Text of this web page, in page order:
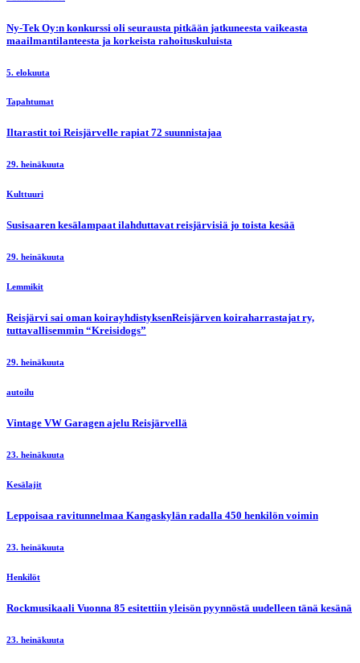
Ny-Tek Oy:n konkurssi oli seurausta pitkään jatkuneesta vaikeasta
maailmantilanteesta ja korkeista rahoituskuluista
5. elokuuta
Tapahtumat
Iltarastit toi Reisjärvelle rapiat 72 suunnistajaa
29. heinäkuuta
Kulttuuri
Susisaaren kesälampaat ilahduttavat reisjärvisiä jo toista kesää
29. heinäkuuta
Lemmikit
Reisjärvi sai oman koirayhdistyksenReisjärven koiraharrastajat ry,
tuttavallisemmin “Kreisidogs”
29. heinäkuuta
autoilu
Vintage VW Garagen ajelu Reisjärvellä
23. heinäkuuta
Kesälajit
Leppoisaa ravitunnelmaa Kangaskylän radalla 450 henkilön voimin
23. heinäkuuta
Henkilöt
Rockmusikaali Vuonna 85 esitettiin yleisön pyynnöstä uudelleen tänä kesänä
23. heinäkuuta